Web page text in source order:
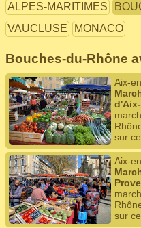
ALPES-MARITIMES
VAUCLUSE
MONACO
Bouches-du-Rhône
Aix-
sur
Aix-
sur